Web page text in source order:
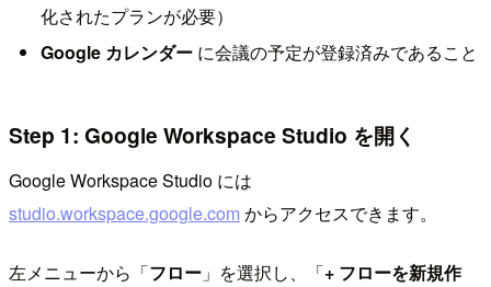
化されたプランが必要）
Google カレンダーに会議の予定が登録済みであること
Step 1: Google Workspace Studio を開く
Google Workspace Studio には
studio.workspace.google.com からアクセスできます。
左メニューから「フロー 」を選択し、「+ フローを新規作